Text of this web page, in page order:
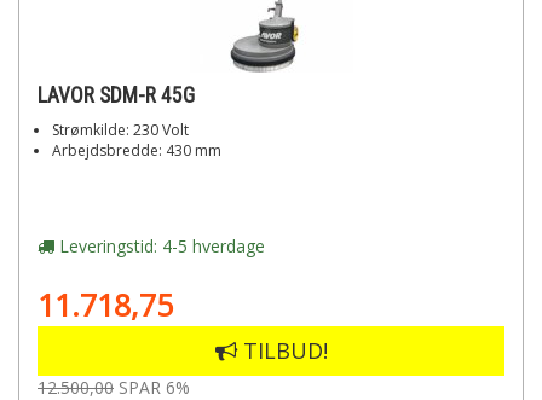
LAVOR SDM-R 45G
Strømkilde: 230 Volt
Arbejdsbredde: 430 mm
Leveringstid: 4-5 hverdage
11.718,75
TILBUD!
12.500,00 SPAR 6%